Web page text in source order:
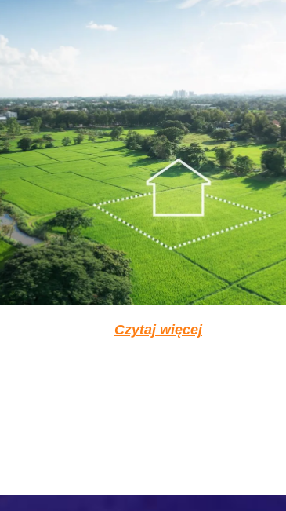
Czytaj więcej